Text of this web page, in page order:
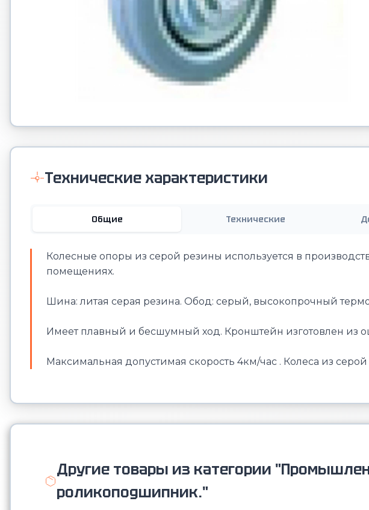
Технические характеристики
Общие Технические
Колесные опоры из серой резины используется в
помещениях.
Шина: литая серая резина. Обод: серый, высокопрочный
Имеет плавный и бесшумный ход. Кронштейн изготовлен
Максимальная допустимая скорость 4км/час . Колеса из
Другие товары из категории
роликоподшипник."